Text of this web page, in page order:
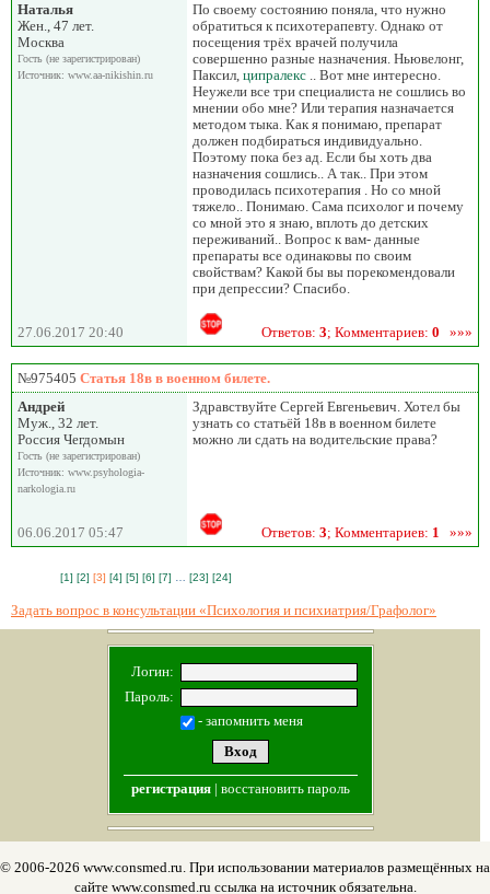
Наталья
Жен., 47 лет.
Москва
Гость (не зарегистрирован)
Источник: www.aa-nikishin.ru
По своему состоянию поняла, что нужно
обратиться к психотерапевту. Однако от
посещения трёх врачей получила
совершенно разные назначения. Ньювелонг,
Паксил, ципралекс .. Вот мне интересно.
Неужели все три специалиста не сошлись во
мнении обо мне? Или терапия назначается
методом тыка. Как я понимаю, препарат
должен подбираться индивидуально.
Поэтому пока без ад. Если бы хоть два
назначения сошлись.. А так.. При этом
проводилась психотерапия . Но со мной
тяжело.. Понимаю. Сама психолог и почему
со мной это я знаю, вплоть до детских
переживаний.. Вопрос к вам- данные
препараты все одинаковы по своим
свойствам? Какой бы вы порекомендовали
при депрессии? Спасибо.
27.06.2017 20:40 Ответов: 3; Комментариев: 0 »»»
№975405 Статья 18в в военном билете.
Андрей
Муж., 32 лет.
Россия Чегдомын
Гость (не зарегистрирован)
Источник: www.psyhologia-
narkologia.ru
Здравствуйте Сергей Евгеньевич. Хотел бы
узнать со статьёй 18в в военном билете
можно ли сдать на водительские права?
06.06.2017 05:47 Ответов: 3; Комментариев: 1 »»»
[1] [2] [3] [4] [5] [6] [7] [23] [24]
Задать вопрос в консультации «Психология и психиатрия/Графолог»
Логин:
Пароль:
- запомнить меня
регистрация| восстановить пароль
© 2006-2026 www.consmed.ru. При использовании материалов размещённых на
сайте www.consmed.ru ссылка на источник обязательна.